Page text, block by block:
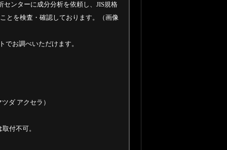
ンターに成分分析を依頼し、JIS規格
とを検査・確認しております。（画像
お調べいただけます。
ダ アクセラ）
付不可。